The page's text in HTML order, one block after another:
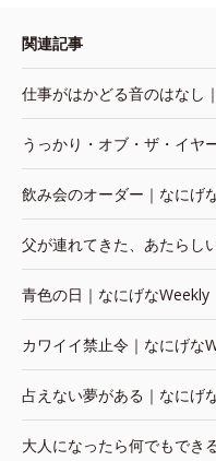
関連記事
仕事がはかどる音のはなし
うっかり・オブ・ザ・イヤ
飲み会のオーダー｜なにげ
父が連れてきた、あたらし
青色の日｜なにげなWeekly
カワイイ禁止令｜なにげな
占えない夢がある｜なにげ
大人になったら何でもでき